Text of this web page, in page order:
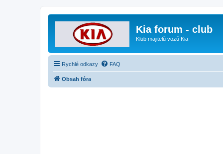
Kia forum - club
Klub majitelů vozů Kia
Rychlé odkazy FAQ
Obsah fóra